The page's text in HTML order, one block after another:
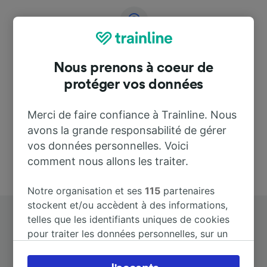
Adresse
46010 Marcaria
Italy
Nous prenons à coeur de
protéger vos données
Merci de faire confiance à Trainline. Nous
avons la grande responsabilité de gérer
vos données personnelles. Voici
comment nous allons les traiter.
Notre organisation et ses115 partenaires
stockent et/ou accèdent à des informations,
telles que les identifiants uniques de cookies
pour traiter les données personnelles, sur un
préférences, notamment en exerçant votre